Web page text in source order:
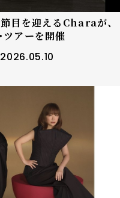
目を迎えるCharaが、
ツアーを開催
2026.05.10